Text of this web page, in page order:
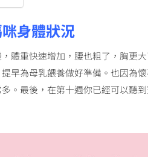
身體狀況
體重快速增加，腰也粗了，胸更
早為母乳餵養做好準備。也因為
。最後，在第十週你已經可以聽